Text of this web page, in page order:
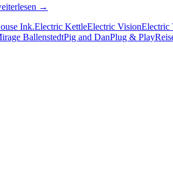
→
Ink.Electric KettleElectric VisionElectric
BallenstedtPig and DanPlug & Play